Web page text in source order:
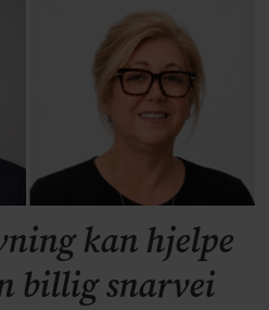
kan hjelpe
billig snarvei